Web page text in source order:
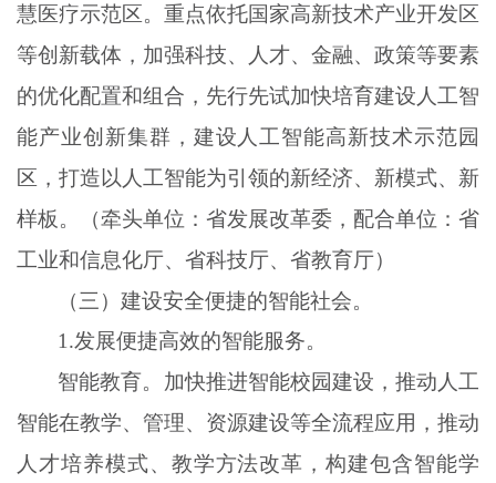
慧医疗示范区。重点依托国家高新技术产业开发区
等创新载体，加强科技、人才、金融、政策等要素
的优化配置和组合，先行先试加快培育建设人工智
能产业创新集群，建设人工智能高新技术示范园
区，打造以人工智能为引领的新经济、新模式、新
样板。（牵头单位：省发展改革委，配合单位：省
工业和信息化厅、省科技厅、省教育厅）
（三）建设安全便捷的智能社会。
1 .发展便捷高效的智能服务。
智能教育。加快推进智能校园建设，推动人工
智能在教学、管理、资源建设等全流程应用，推动
人才培养模式、教学方法改革，构建包含智能学